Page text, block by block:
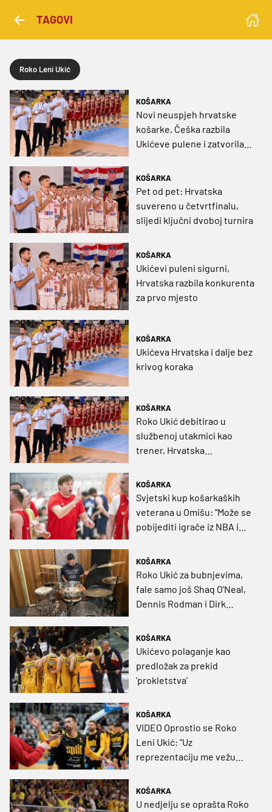
TAGOVI
Roko Leni Ukić
KOŠARKA
Novi neuspjeh hrvatske
košarke, Češka razbila
Ukićeve pulene i zatvorila
KOŠARKA
Pet od pet: Hrvatska
suvereno u četvrtfinalu,
slijedi ključni dvoboj turnira
KOŠARKA
Ukićevi puleni sigurni,
Hrvatska razbila konkurenta
za prvo mjesto
KOŠARKA
Ukićeva Hrvatska i dalje bez
krivog koraka
KOŠARKA
Roko Ukić debitirao u
službenoj utakmici kao
trener, Hrvatska
KOŠARKA
Svjetski kup košarkaških
veterana u Omišu: “Može se
pobijediti igrače iz NBA i
KOŠARKA
Roko Ukić za bubnjevima,
fale samo još Shaq O'Neal,
Dennis Rodman i Dirk
KOŠARKA
Ukićevo polaganje kao
predložak za prekid
'prokletstva'
KOŠARKA
VIDEO Oprostio se Roko
Leni Ukić: "Uz
reprezentaciju me vežu
bilo u Ateni, a na NBA imam
lijepa sjećanja"
KOŠARKA
U nedjelju se oprašta Roko